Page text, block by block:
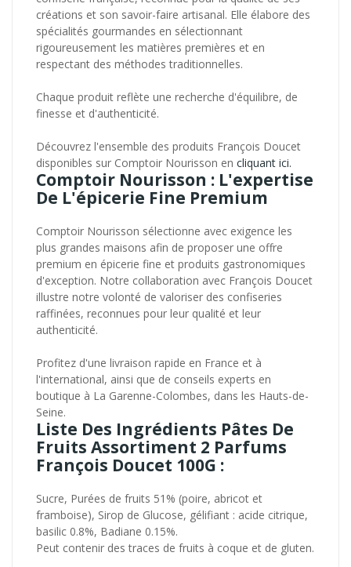
créations et son savoir-faire artisanal. Elle élabore des
spécialités gourmandes en sélectionnant
rigoureusement les matières premières et en
respectant des méthodes traditionnelles.
Chaque produit reflète une recherche d'équilibre, de
finesse et d'authenticité.
Découvrez l'ensemble des produits François Doucet
disponibles sur Comptoir Nourisson en cliquant ici.
Comptoir Nourisson : L'expertise
De L'épicerie Fine Premium
Comptoir Nourisson sélectionne avec exigence les
plus grandes maisons afin de proposer une offre
premium en épicerie fine et produits gastronomiques
d'exception. Notre collaboration avec François Doucet
illustre notre volonté de valoriser des confiseries
raffinées, reconnues pour leur qualité et leur
authenticité.
Profitez d'une livraison rapide en France et à
l'international, ainsi que de conseils experts en
boutique à La Garenne-Colombes, dans les Hauts-de-
Seine.
Liste Des Ingrédients Pâtes De
Fruits Assortiment 2 Parfums
François Doucet 100G :
Sucre, Purées de fruits 51% (poire, abricot et
framboise), Sirop de Glucose, gélifiant : acide citrique,
basilic 0.8%, Badiane 0.15%.
Peut contenir des traces de fruits à coque et de gluten.